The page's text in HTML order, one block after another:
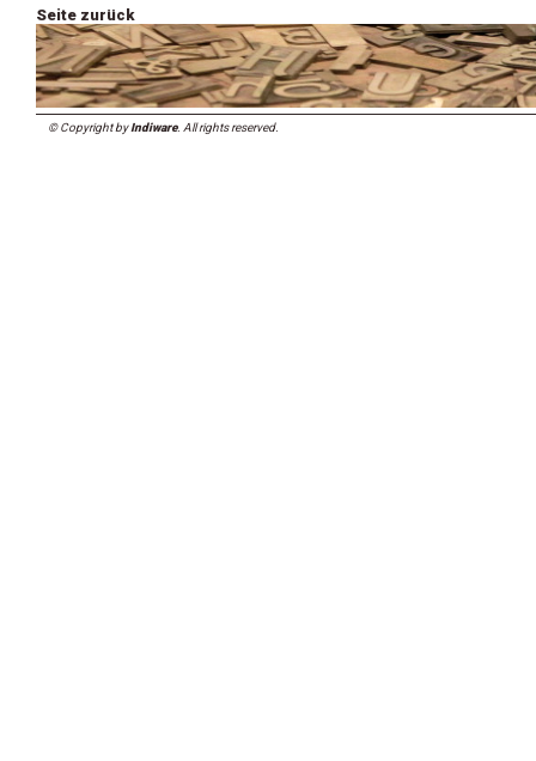
Seite zurück
© Copyright byIndiware. All rights reserved.